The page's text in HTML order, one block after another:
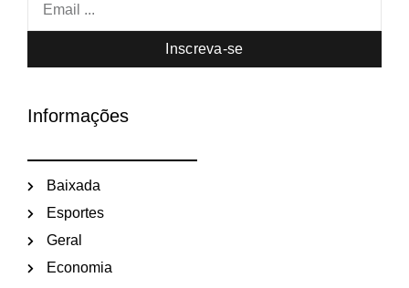
Inscreva-se
Informações
Baixada
Esportes
Geral
Economia